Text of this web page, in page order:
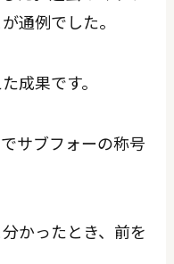
通例でした。
成果です。
サブフォーの称号
かったとき、前を